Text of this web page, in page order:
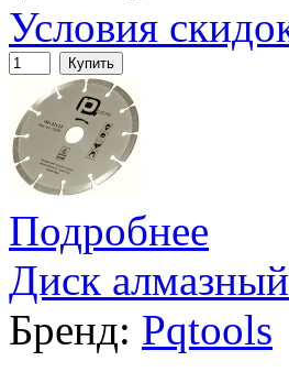
Условия
Купить
Подробнее
Диск
Бренд: Pqtools